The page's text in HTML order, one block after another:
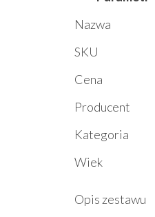
Nazwa
SKU
Cena
Producent
Kategoria
Wiek
Opis zestawu